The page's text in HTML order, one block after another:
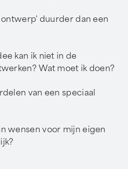
ontwerp' duurder dan een
kan ik niet in de
Wat moet ik doen?
van een speciaal
wensen voor mijn eigen